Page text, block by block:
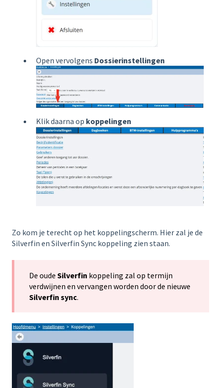
Open vervolgens Dossierinstellingen
Klik daarna op koppelingen
Zo kom je terecht op het koppelingscherm. Hier zal je de
Silverfin en Silverfin Sync koppeling zien staan.
De oude Silverfin koppeling zal op termijn
verdwijnen en vervangen worden door de nieuwe
Silverfin sync.